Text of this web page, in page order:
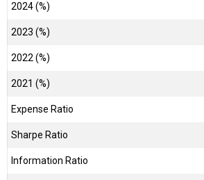
2024 (%)
2023 (%)
2022 (%)
2021 (%)
Expense Ratio
Sharpe Ratio
Information Ratio